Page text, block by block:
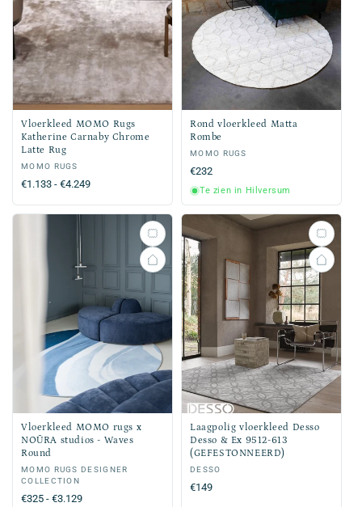
Vloerkleed MOMO Rugs
Katherine Carnaby Chrome
Latte Rug
Verkoper:
MOMO RUGS
Normale
€1.133 - €4.249
Rond vloerkleed Matta
Rombe
Verkoper:
MOMO RUGS
Normale
prijs
€232
Te zien in Hilversum
Vloerkleed MOMO rugs x
NOŪRA studios - Waves
Round
Verkoper:
MOMO RUGS DESIGNER
COLLECTION
Normale
€325 - €3.129
Laagpolig vloerkleed Desso
Desso & Ex 9512-613
(GEFESTONNEERD)
Verkoper:
DESSO
Normale
€149